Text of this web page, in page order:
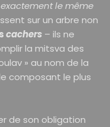
exactement le même
sur un arbre non
cachers– ils ne
la mitsva des
» au nom de la
composant le plus
de son obligation